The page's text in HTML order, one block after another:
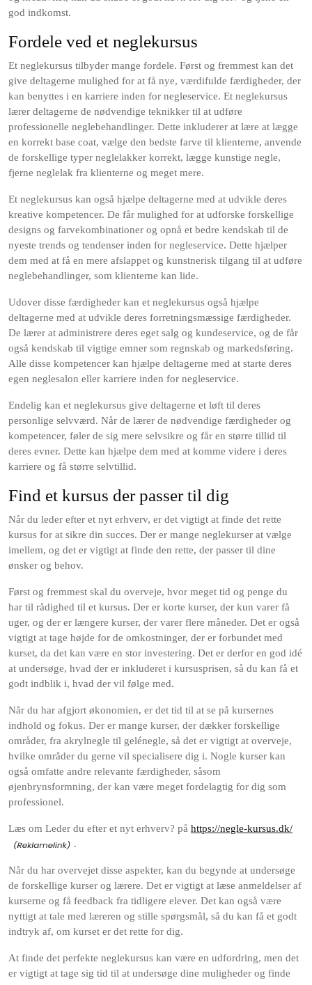
god indkomst.
Fordele ved et neglekursus
Et neglekursus tilbyder mange fordele. Først og fremmest kan det
give deltagerne mulighed for at få nye, værdifulde færdigheder, der
kan benyttes i en karriere inden for negleservice. Et neglekursus
lærer deltagerne de nødvendige teknikker til at udføre
professionelle neglebehandlinger. Dette inkluderer at lære at lægge
en korrekt base coat, vælge den bedste farve til klienterne, anvende
de forskellige typer neglelakker korrekt, lægge kunstige negle,
fjerne neglelak fra klienterne og meget mere.
Et neglekursus kan også hjælpe deltagerne med at udvikle deres
kreative kompetencer. De får mulighed for at udforske forskellige
designs og farvekombinationer og opnå et bedre kendskab til de
nyeste trends og tendenser inden for negleservice. Dette hjælper
dem med at få en mere afslappet og kunstnerisk tilgang til at udføre
neglebehandlinger, som klienterne kan lide.
Udover disse færdigheder kan et neglekursus også hjælpe
deltagerne med at udvikle deres forretningsmæssige færdigheder.
De lærer at administrere deres eget salg og kundeservice, og de får
også kendskab til vigtige emner som regnskab og markedsføring.
Alle disse kompetencer kan hjælpe deltagerne med at starte deres
egen neglesalon eller karriere inden for negleservice.
Endelig kan et neglekursus give deltagerne et løft til deres
personlige selvværd. Når de lærer de nødvendige færdigheder og
kompetencer, føler de sig mere selvsikre og får en større tillid til
deres evner. Dette kan hjælpe dem med at komme videre i deres
karriere og få større selvtillid.
Find et kursus der passer til dig
Når du leder efter et nyt erhverv, er det vigtigt at finde det rette
kursus for at sikre din succes. Der er mange neglekurser at vælge
imellem, og det er vigtigt at finde den rette, der passer til dine
ønsker og behov.
Først og fremmest skal du overveje, hvor meget tid og penge du
har til rådighed til et kursus. Der er korte kurser, der kun varer få
uger, og der er længere kurser, der varer flere måneder. Det er også
vigtigt at tage højde for de omkostninger, der er forbundet med
kurset, da det kan være en stor investering. Det er derfor en god idé
at undersøge, hvad der er inkluderet i kursusprisen, så du kan få et
godt indblik i, hvad der vil følge med.
Når du har afgjort økonomien, er det tid til at se på kursernes
indhold og fokus. Der er mange kurser, der dækker forskellige
områder, fra akrylnegle til gelénegle, så det er vigtigt at overveje,
hvilke områder du gerne vil specialisere dig i. Nogle kurser kan
også omfatte andre relevante færdigheder, såsom
øjenbrynsformning, der kan være meget fordelagtig for dig som
professionel.
Læs om Leder du efter et nyt erhverv? på https://negle-kursus.dk/
.
Når du har overvejet disse aspekter, kan du begynde at undersøge
de forskellige kurser og lærere. Det er vigtigt at læse anmeldelser af
kurserne og få feedback fra tidligere elever. Det kan også være
nyttigt at tale med læreren og stille spørgsmål, så du kan få et godt
indtryk af, om kurset er det rette for dig.
At finde det perfekte neglekursus kan være en udfordring, men det
er vigtigt at tage sig tid til at undersøge dine muligheder og finde